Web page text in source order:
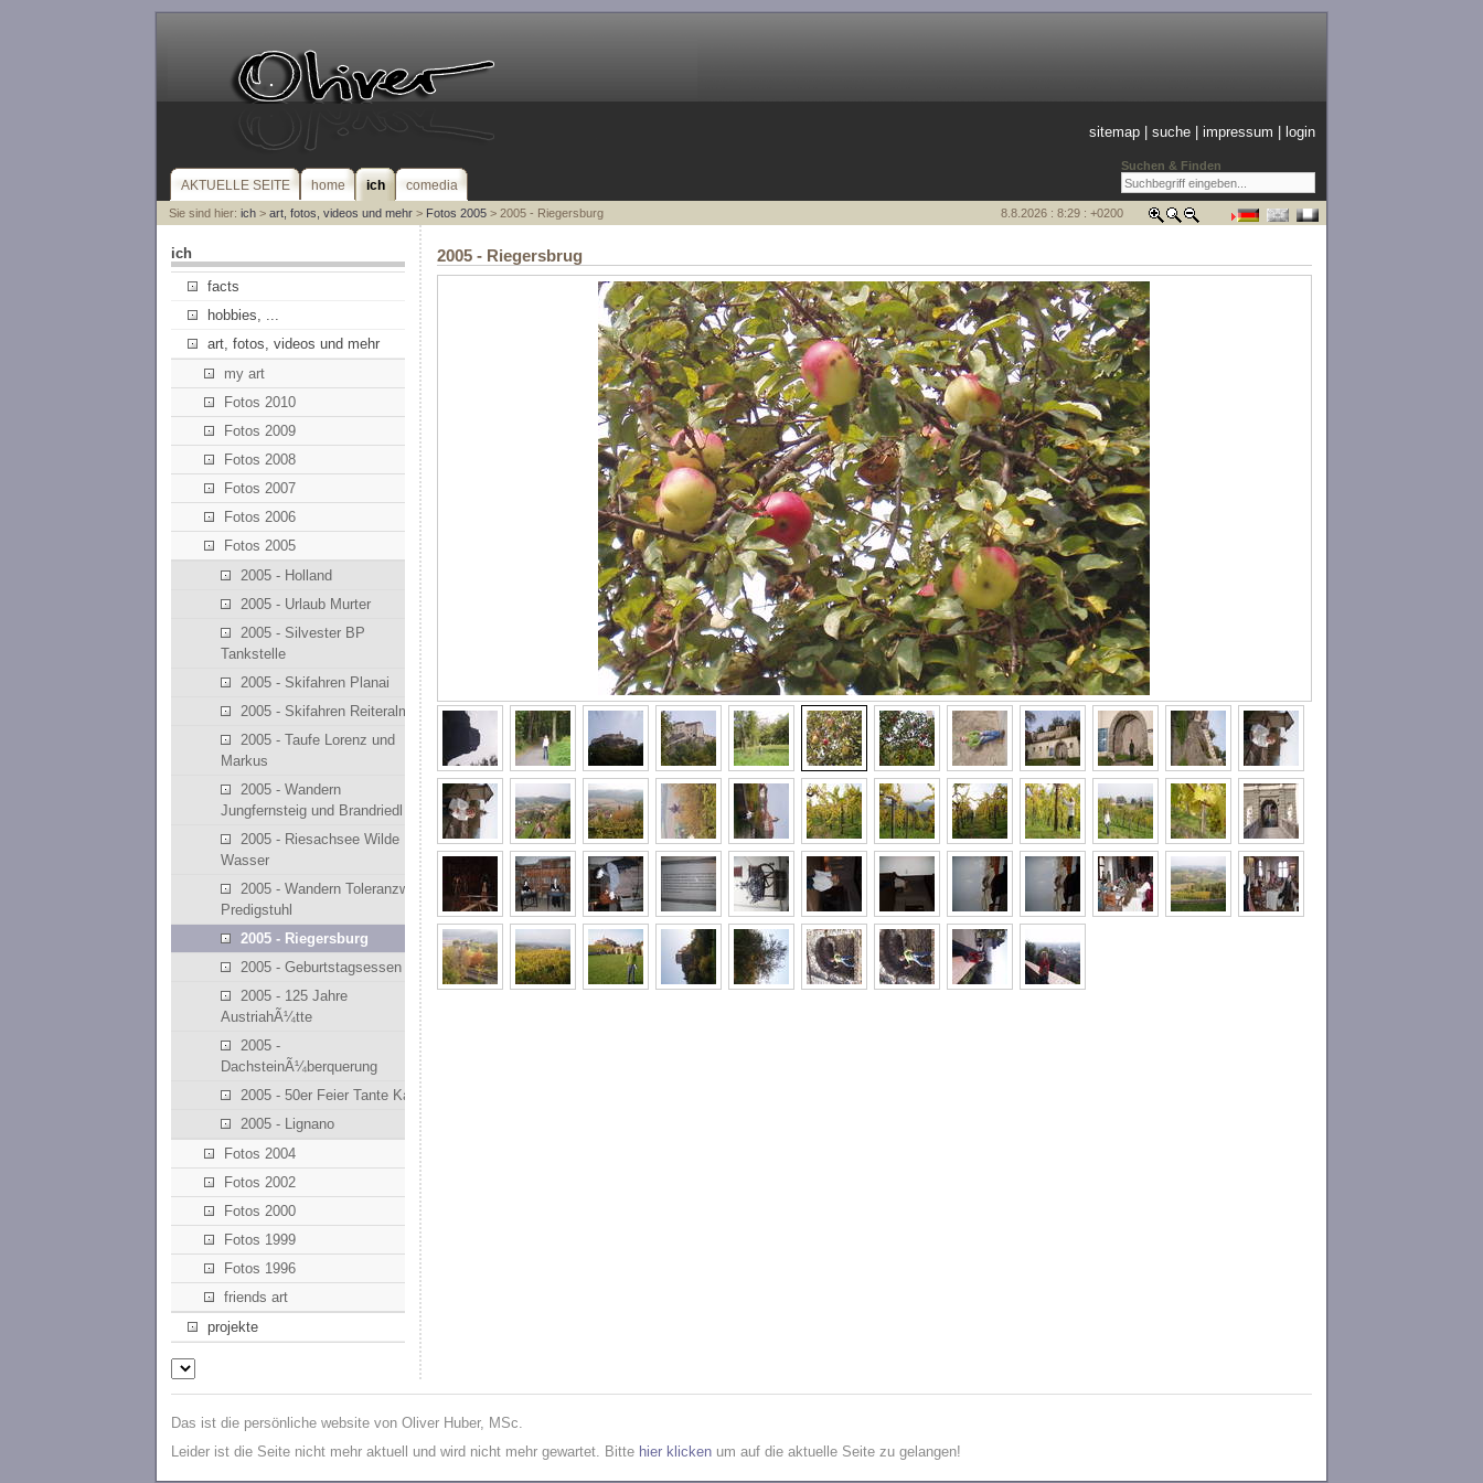
Suchen & Finden
sitemap |suche |impressum login
AKTUELLE SEITE home ich comedia
Sie sind hier: ich> art, fotos, videos und mehr> Fotos 2005> 2005 - Riegersburg 8.8.2026 : 8:29 : +0200
ich
facts
hobbies, ...
art, fotos, videos und mehr
my art
Fotos 2010
Fotos 2009
Fotos 2008
Fotos 2007
Fotos 2006
Fotos 2005
2005 - Holland
2005 - Urlaub Murter
2005 - Silvester BP
Tankstelle
2005 - Skifahren Planai
2005 - Skifahren Reiteralm
2005 - Taufe Lorenz und
Markus
2005 - Wandern
Jungfernsteig und Brandriedl
2005 - Riesachsee Wilde
Wasser
2005 - Wandern Toleranzweg
Predigstuhl
2005 - Riegersburg
2005 - Geburtstagsessen
2005 - 125 Jahre
AustriahÃ¼tte
2005 -
DachsteinÃ¼berquerung
2005 - 50er Feier Tante Kathi
2005 - Lignano
Fotos 2004
Fotos 2002
Fotos 2000
Fotos 1999
Fotos 1996
friends art
projekte
2005 - Riegersbrug
Das ist die persönliche website von Oliver Huber, MSc.
Leider ist die Seite nicht mehr aktuell und wird nicht mehr gewartet. Bitte hier klicken um auf die aktuelle Seite zu gelangen!